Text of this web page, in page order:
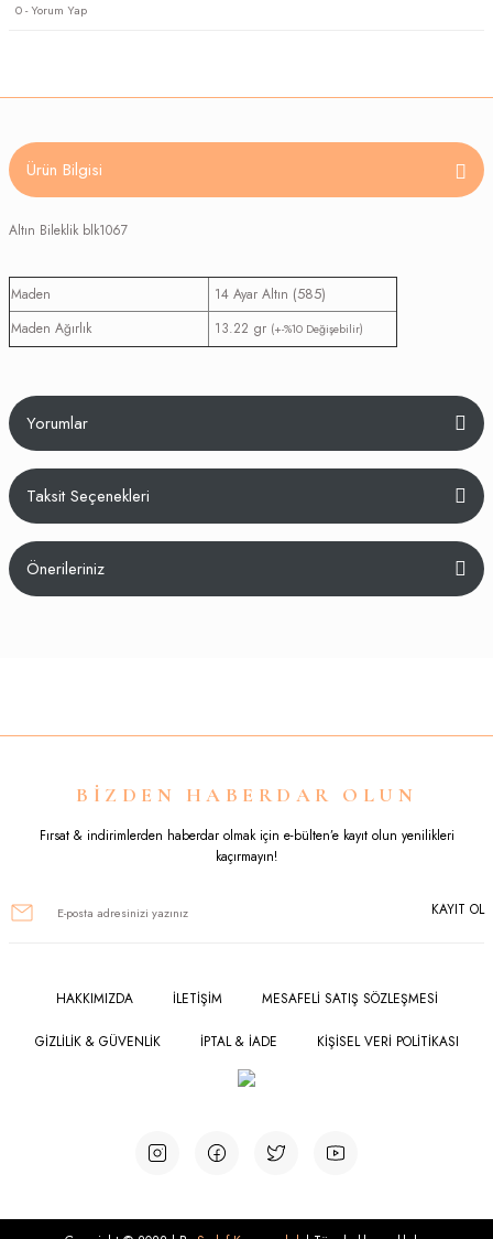
0 - Yorum Yap
Ürün Bilgisi
Altın Bileklik blk1067
Maden 14 Ayar Altın (585)
Maden Ağırlık 13.22 gr (+-%10 Değişebilir)
Yorumlar
Bu ürüne ilk yorumu siz yapın!
Taksit Seçenekleri
Önerileriniz
Ürün resmi kalitesiz, bozuk veya görüntülenemiyor.
Ürün açıklamasında eksik bilgiler bulunuyor.
Ürün fiyatı diğer sitelerden daha pahalı.
BİZDEN HABERDAR OLUN
Fırsat & indirimlerden haberdar olmak için e-bülten’e kayıt olun yenilikleri
kaçırmayın!
KAYIT OL
HAKKIMIZDA İLETİŞİM MESAFELİ SATIŞ SÖZLEŞMESİ
GİZLİLİK & GÜVENLİK İPTAL & İADE KİŞİSEL VERİ POLİTİKASI